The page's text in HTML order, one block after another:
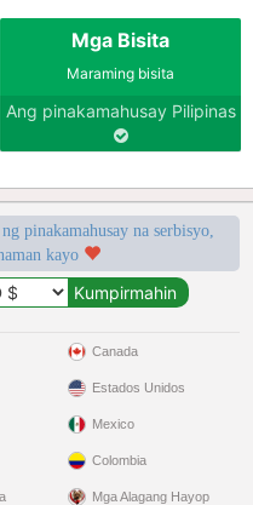
Mga Bisita
Maraming bisita
Ang pinakamahusay Pilipinas
pinakamahusay na serbisyo,
kayo
Canada
Estados Unidos
Mexico
Colombia
Mga Alagang Hayop